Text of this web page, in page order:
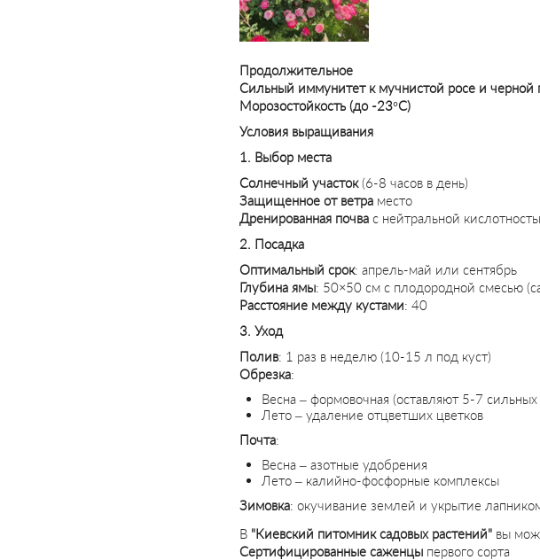
Продолжительное
Сильный иммунитетк мучнистой росе и черной
Морозостойкость (до -23°C)
Условия выращивания
1. Выбор места
Солнечный участок(6-8 часов в день)
Защищенное от ветра место
Дренированная почва с нейтральной
2. Посадка
Оптимальный срок: апрель-май или сентябрь
Глубина ямы: 50×50 см с плодородной смесью
Расстояние между кустами: 40
3. Уход
Полив: 1 раз в неделю (10-15 л под куст)
Обрезка:
Весна – формовочная (оставляют 5-7 сильных
Лето – удаление отцветших цветков
Почта:
Весна – азотные удобрения
Лето – калийно-фосфорные комплексы
Зимовка: окучивание землей и укрытие
В "Киевский питомник садовых растений" вы
Сертифицированные саженцы первого сорта